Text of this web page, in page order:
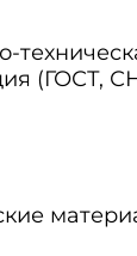
по
должно
(ГОСТ,